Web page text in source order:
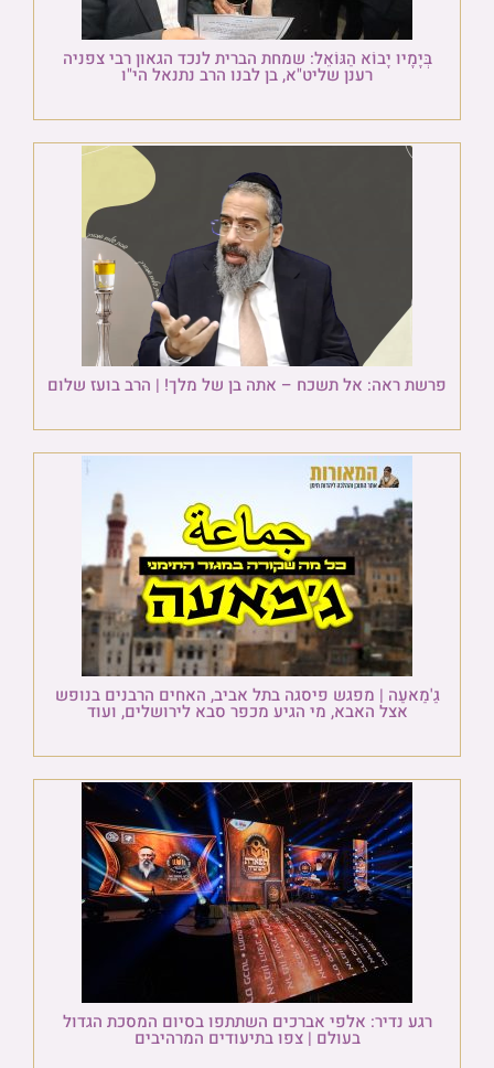
בְּיָמָיו יָבוֹא הַגּוֹאֵל: שמחת הברית לנכד הגאון רבי צפניה
רענן שליט"א, בן לבנו הרב נתנאל הי"ו
פרשת ראה: אל תשכח – אתה בן של מלך! | הרב בועז שלום
גַ'מַאעַה | מפגש פיסגה בתל אביב, האחים הרבנים בנופש
אצל האבא, מי הגיע מכפר סבא לירושלים, ועוד
רגע נדיר: אלפי אברכים השתתפו בסיום המסכת הגדול
בעולם | צפו בתיעודים המרהיבים